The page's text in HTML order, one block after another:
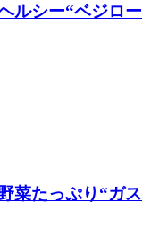
ルシー“ベジロー
菜たっぷり“ガス